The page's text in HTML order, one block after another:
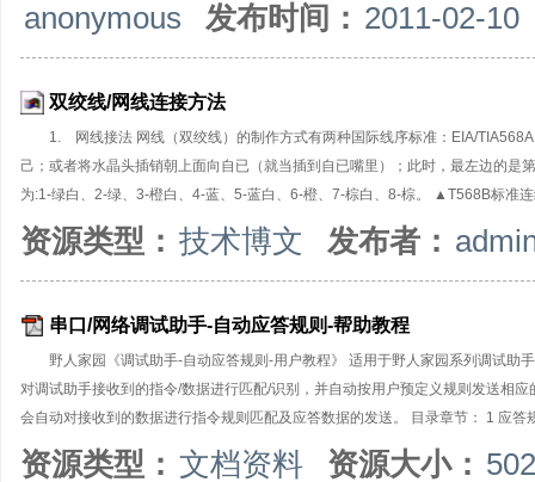
anonymous
发布时间： 2011-02-10
双绞线/网线连接方法
1. 网线接法 网线（双绞线）的制作方式有两种国际线序标准：EIA/
己；或者将水晶头插销朝上面向自已（就当插到自已嘴里）；此时，最左边的
为:1-绿白、2-绿、3-橙白、4-蓝、5-蓝白、6-橙、7-棕白、8-棕。 ▲T568B标准
8-棕。 双绞线的连接方法也主要有两种：分别为直通线缆、交叉线缆。直通线
T568A或者T568B的接法。对于交叉电缆，水晶头一端采用T586A或者T568B
T568B标准接法，则另一头交叉后为1-绿白、2-绿、3-橙白、4-棕白、5-棕、6-橙
资源类型： 技术博文 发布者：
串口/网络调试助手-自动应答规则-帮助教程
野人家园《调试助手-自动应答规则-用户教程》 适用于野人家园系列调试助
对调试助手接收到的指令/数据进行匹配/识别，并自动按用户预定义规则发送相
会自动对接收到的数据进行指令规则匹配及应答数据的发送。 目录章节： 1 应
函数详解 7 应答规则设计实例 ●在线帮助文档： 《野人家园-自动应答规则-在
资源类型： 文档资料 资源大小：